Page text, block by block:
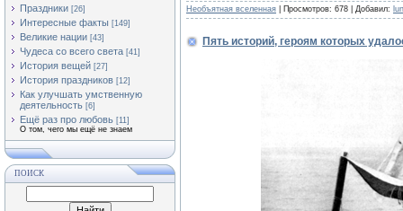
Праздники [26]
Интересные факты [149]
Великие нации [43]
Чудеса со всего света [41]
История вещей [27]
История праздников [12]
Как улучшать умственную
деятельность [6]
Ещё раз про любовь [11]
О том, чего мы ещё не знаем
ПОИСК
Необъятная вселенная | Просмотров: 678 | Добавил:
Пять историй, героям которых